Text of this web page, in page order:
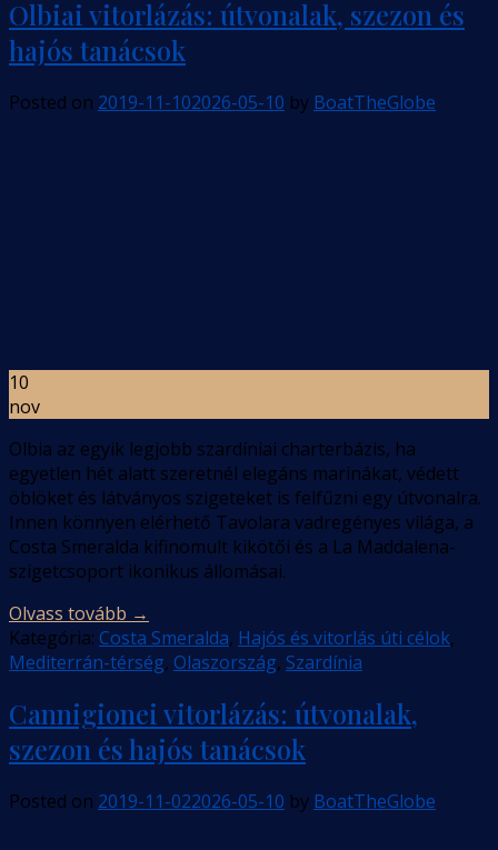
Olbiai vitorlázás: útvonalak, szezon és
hajós tanácsok
Posted on 2019-11-102026-05-10 by BoatTheGlobe
10
nov
Olbia az egyik legjobb szardíniai charterbázis, ha
egyetlen hét alatt szeretnél elegáns marinákat, védett
öblöket és látványos szigeteket is felfűzni egy útvonalra.
Innen könnyen elérhető Tavolara vadregényes világa, a
Costa Smeralda kifinomult kikötői és a La Maddalena-
szigetcsoport ikonikus állomásai.
Olvass tovább →
Kategória: Costa Smeralda, Hajós és vitorlás úti célok,
Mediterrán-térség, Olaszország, Szardínia
Cannigionei vitorlázás: útvonalak,
szezon és hajós tanácsok
Posted on 2019-11-022026-05-10 by BoatTheGlobe